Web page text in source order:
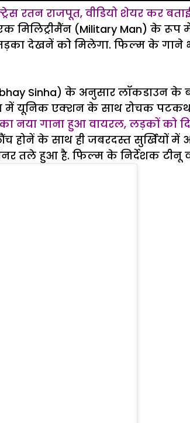
रतन राजपूत, वीडियो शेयर कर
मिलिट्रीमैंन (Military Man) के
देखनें को मिलेगा. फिल्म के गाने
Sinha) के अनुसार लॉकडाउन के
में यूनिक एक्शन के साथ रोचक
का नया गाना हुआ वायरल, लड़कों को
होनें के साथ ही जबरदस्त सुर्खियों में
तले हुआ है. फिल्म के निर्देशक टीनू